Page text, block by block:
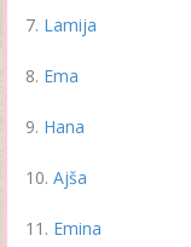
Lamija
Ema
Hana
Ajša
Emina